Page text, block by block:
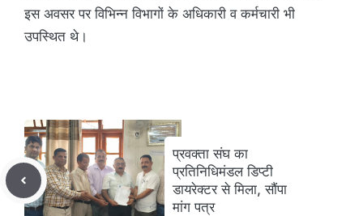
इस अवसर पर विभिन्न विभागों के अधिकारी व कर्मचारी भी
उपस्थित थे।
प्रवक्ता संघ का
प्रतिनिधिमंडल डिप्टी
डायरेक्टर से मिला, सौंपा
मांग पत्र